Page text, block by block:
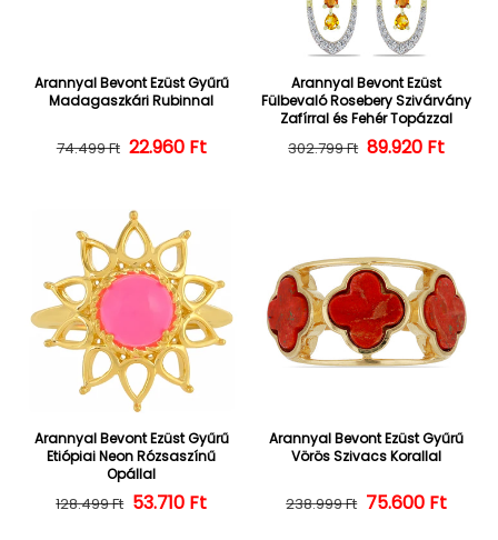
Arannyal Bevont Ezüst Gyűrű
Madagaszkári Rubinnal
Normál ár
74.499 Ft Kedvezményes ár
22.960 Ft
Arannyal Bevont Ezüst
Fülbevaló Rosebery Szivárvány
Zafírral és Fehér Topázzal
Normál ár
302.799 Ft 89.920 Ft
Arannyal Bevont Ezüst Gyűrű
Etiópiai Neon Rózsaszínű
Opállal
Normál ár
128.499 Ft Kedvezményes ár
53.710 Ft
Arannyal Bevont Ezüst Gyűrű
Vörös Szivacs Korallal
Normál ár
238.999 Ft 75.600 Ft